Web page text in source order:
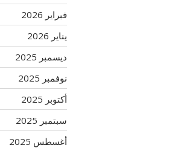
فبراير 2026
يناير 2026
ديسمبر 2025
نوفمبر 2025
أكتوبر 2025
سبتمبر 2025
أغسطس 2025